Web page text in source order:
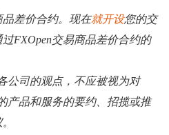
差价合约。现在就开设您的交
过FXOpen交易商品差价合约的
公司的观点，不应被视为对
产品和服务的要约、招揽或推